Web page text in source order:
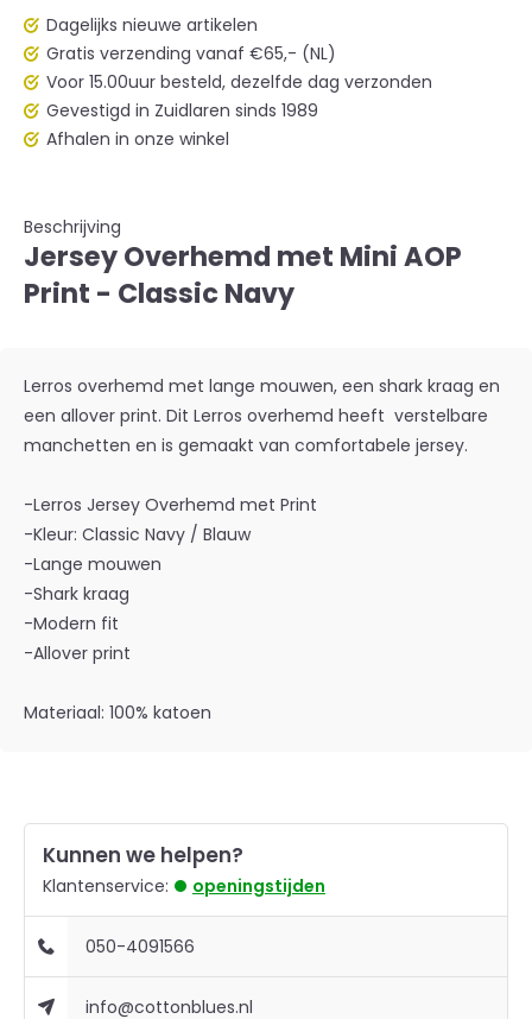
Dagelijks nieuwe artikelen
Gratis verzending vanaf €65,- (NL)
Voor 15.00uur besteld, dezelfde dag verzonden
Gevestigd in Zuidlaren sinds 1989
Afhalen in onze winkel
Beschrijving
Jersey Overhemd met Mini AOP
Print - Classic Navy
Lerros overhemd met lange mouwen, een shark kraag en
een allover print. Dit Lerros overhemd heeft verstelbare
manchetten en is gemaakt van comfortabele jersey.
-Lerros Jersey Overhemd met Print
-Kleur: Classic Navy / Blauw
-Lange mouwen
-Shark kraag
-Modern fit
-Allover print
Materiaal: 100% katoen
Kunnen we helpen?
Klantenservice: openingstijden
050-4091566
info@cottonblues.nl